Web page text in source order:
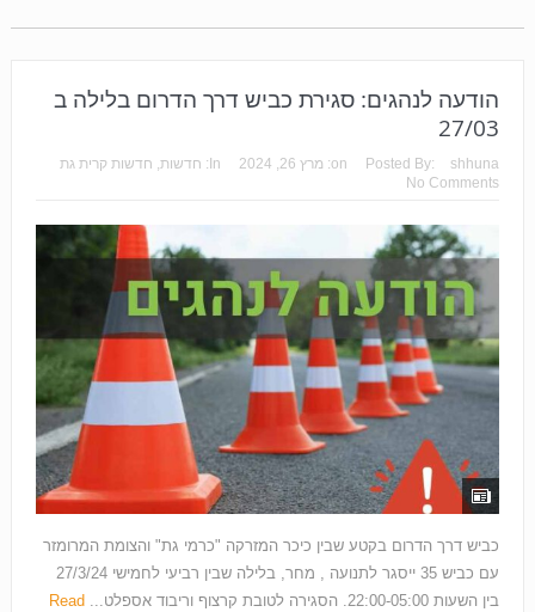
הודעה לנהגים: סגירת כביש דרך הדרום בלילה ב
27/03
Posted By: shhuna
on: מרץ 26, 2024 In: חדשות, חדשות קרית גת
No Comments
כביש דרך הדרום בקטע שבין כיכר המזרקה "כרמי גת" והצומת המרומזר
עם כביש 35 ייסגר לתנועה , מחר, בלילה שבין רביעי לחמישי 27/3/24
בין השעות 22:00-05:00. הסגירה לטובת קרצוף וריבוד אספלט...
Read